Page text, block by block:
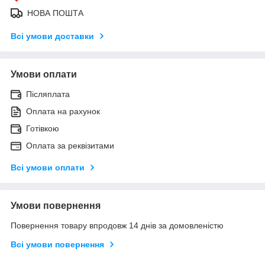
НОВА ПОШТА
Всі умови доставки
Умови оплати
Післяплата
Оплата на рахунок
Готівкою
Оплата за реквізитами
Всі умови оплати
Умови повернення
Повернення товару впродовж 14 днів за домовленістю
Всі умови повернення